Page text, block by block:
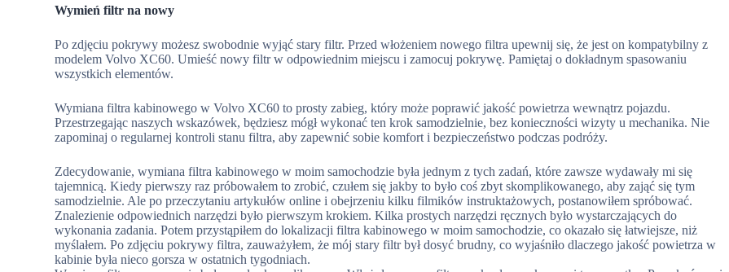
Wymień filtr na nowy
Po zdjęciu pokrywy możesz swobodnie wyjąć stary filtr. Przed włożeniem nowego filtra upewnij się, że jest on kompatybilny z
modelem Volvo XC60. Umieść nowy filtr w odpowiednim miejscu i zamocuj pokrywę. Pamiętaj o dokładnym spasowaniu
wszystkich elementów.
Wymiana filtra kabinowego w Volvo XC60 to prosty zabieg, który może poprawić jakość powietrza wewnątrz pojazdu.
Przestrzegając naszych wskazówek, będziesz mógł wykonać ten krok samodzielnie, bez konieczności wizyty u mechanika. Nie
zapominaj o regularnej kontroli stanu filtra, aby zapewnić sobie komfort i bezpieczeństwo podczas podróży.
Zdecydowanie, wymiana filtra kabinowego w moim samochodzie była jednym z tych zadań, które zawsze wydawały mi się
tajemnicą. Kiedy pierwszy raz próbowałem to zrobić, czułem się jakby to było coś zbyt skomplikowanego, aby zająć się tym
samodzielnie. Ale po przeczytaniu artykułów online i obejrzeniu kilku filmików instruktażowych, postanowiłem spróbować.
Znalezienie odpowiednich narzędzi było pierwszym krokiem. Kilka prostych narzędzi ręcznych było wystarczających do
wykonania zadania. Potem przystąpiłem do lokalizacji filtra kabinowego w moim samochodzie, co okazało się łatwiejsze, niż
myślałem. Po zdjęciu pokrywy filtra, zauważyłem, że mój stary filtr był dosyć brudny, co wyjaśniło dlaczego jakość powietrza w
kabinie była nieco gorsza w ostatnich tygodniach.